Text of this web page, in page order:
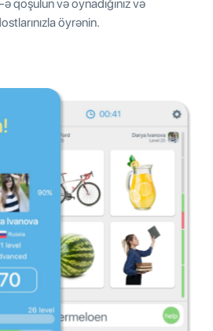
qoşulun və oynadığınız və
öyrənin.